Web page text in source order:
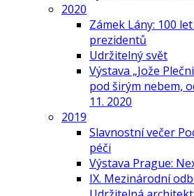
2020
Zámek Lány: 100
prezidentů
Udržitelný svět
Výstava „Jože
pod širým nebem,
11. 2020
2019
Slavnostní večer
péči
Výstava Prague:
IX. Mezinárodní